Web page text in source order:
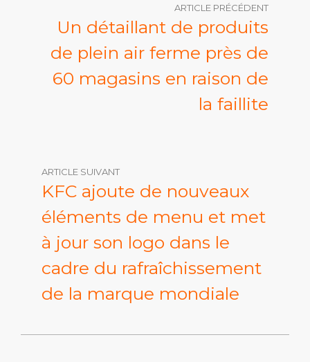
ARTICLE PRÉCÉDENT
Un détaillant de produits
de plein air ferme près de
60 magasins en raison de
la faillite
ARTICLE SUIVANT
KFC ajoute de nouveaux
éléments de menu et met
à jour son logo dans le
cadre du rafraîchissement
de la marque mondiale